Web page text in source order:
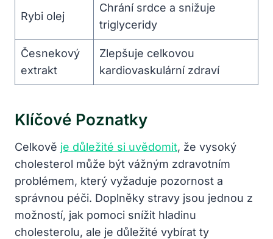
Rybi olej
Chrání srdce a snižuje
triglyceridy
Česnekový
extrakt
Zlepšuje celkovou
kardiovaskulární zdraví
Klíčové Poznatky
Celkově je důležité si uvědomit, že vysoký
cholesterol může být vážným zdravotním
problémem, který vyžaduje pozornost a
správnou péči. Doplněky stravy jsou jednou z
možností, jak pomoci snížit hladinu
cholesterolu, ale je důležité vybírat ty